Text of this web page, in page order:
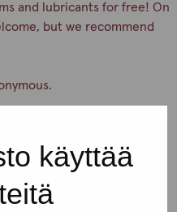
käyttää
and lubricants for free! On
but we recommend
24 A 18, 5th floor.
the button “Pro-
If you can’t find us, call